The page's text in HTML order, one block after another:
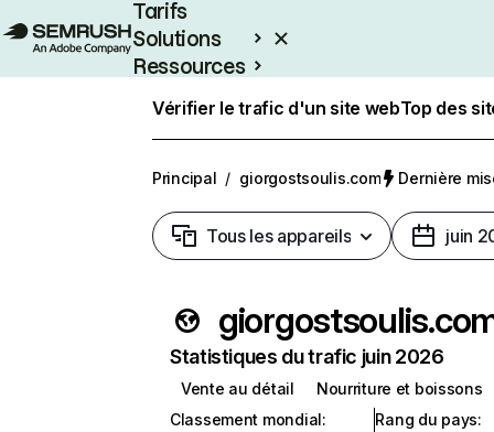
Tarifs
Solutions
Ressources
Vérifier le trafic d'un site webTop des
Principal / giorgostsoulis.com Dernière
Tous les appareils juin
Statistiques du trafic juin 2026
Vente au détail
Nourriture et boissons
Classement mondial:
Rang du pays: